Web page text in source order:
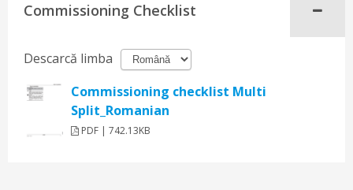
Commissioning Checklist
Descarcă limba
Commissioning checklist Multi
Split_Romanian
PDF | 742.13KB